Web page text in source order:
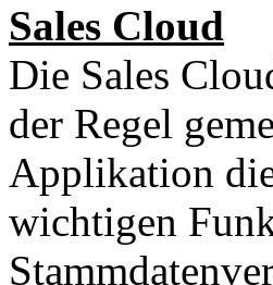
Sales Cloud
Die Sales
der Regel
Applikation
wichtigen